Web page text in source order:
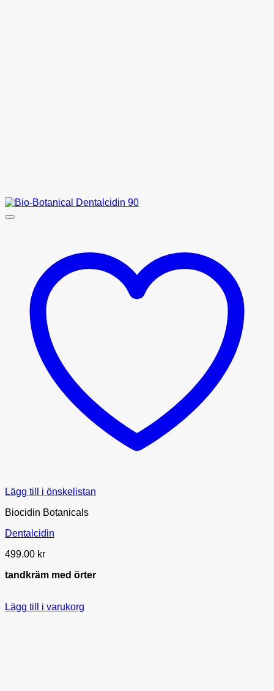
Lägg till i önskelistan
Biocidin Botanicals
Dentalcidin
499.00 kr
tandkräm med örter
Lägg till i varukorg